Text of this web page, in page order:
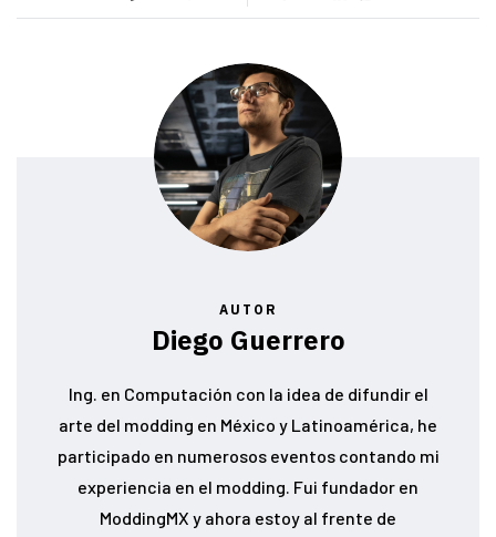
AUTOR
Diego Guerrero
Ing. en Computación con la idea de difundir el
arte del modding en México y Latinoamérica, he
participado en numerosos eventos contando mi
experiencia en el modding. Fui fundador en
ModdingMX y ahora estoy al frente de